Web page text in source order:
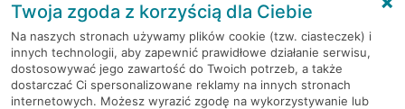
Korzystaj z bezpłatnych materiałów, które
przygotowują eksperci rynku finansowego.
Twoja zgoda z korzyścią dla Ciebie
Na naszych stronach używamy plików cookie (tzw. ciasteczek) i
innych technologii, aby zapewnić prawidłowe działanie serwisu,
dostosowywać jego zawartość do Twoich potrzeb, a także
dostarczać Ci spersonalizowane reklamy na innych stronach
internetowych. Możesz wyrazić zgodę na wykorzystywanie lub